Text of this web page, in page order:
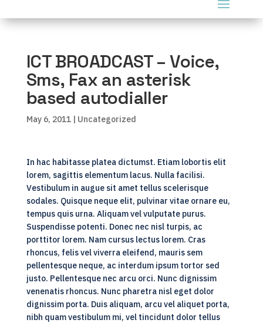
ICT BROADCAST – Voice,
Sms, Fax an asterisk
based autodialler
May 6, 2011| Uncategorized
In hac habitasse platea dictumst. Etiam lobortis elit
lorem, sagittis elementum lacus. Nulla facilisi.
Vestibulum in augue sit amet tellus scelerisque
sodales. Quisque neque elit, pulvinar vitae ornare eu,
tempus quis urna. Aliquam vel vulputate purus.
Suspendisse potenti. Donec nec nisl turpis, ac
porttitor lorem. Nam cursus lectus lorem. Cras
rhoncus, felis vel viverra eleifend, mauris sem
pellentesque neque, ac interdum ipsum tortor sed
justo. Pellentesque nec arcu orci. Nunc dignissim
venenatis rhoncus. Nunc pharetra nisl eget dolor
dignissim porta. Duis aliquam, arcu vel aliquet porta,
nibh quam vestibulum mi, vel tincidunt dolor tellus